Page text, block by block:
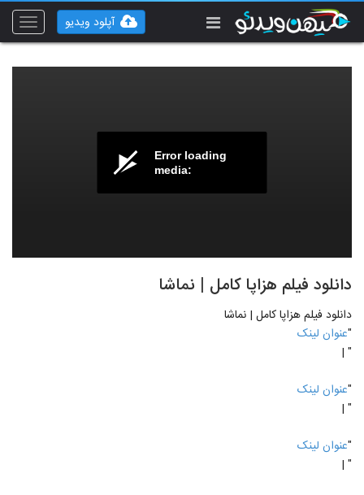
Toggle
آپلود ویدیو
Error loading
media:
دانلود فیلم هزاپا کامل | نماشا
دانلود فیلم هزاپا کامل | نماشا
"عنوان لینک
" |
"عنوان لینک
" |
"عنوان لینک
" |